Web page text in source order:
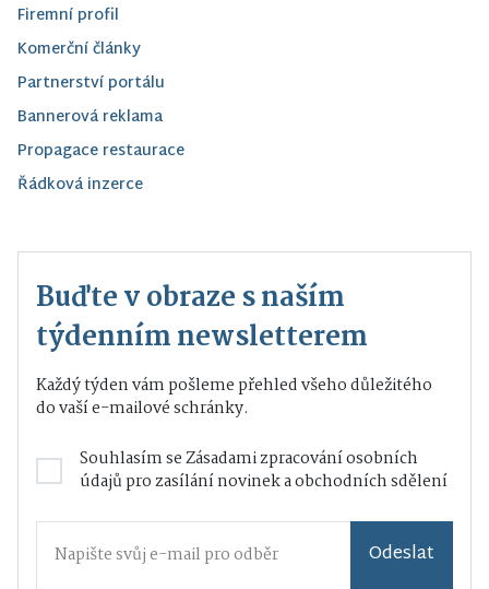
Firemní profil
Komerční články
Partnerství portálu
Bannerová reklama
Propagace restaurace
Řádková inzerce
Buďte v obraze s naším
týdenním newsletterem
Každý týden vám pošleme přehled všeho důležitého
do vaší e-mailové schránky.
Souhlasím seZásadami zpracování osobních
údajůpro zasílání novinek a obchodních sdělení
Odeslat